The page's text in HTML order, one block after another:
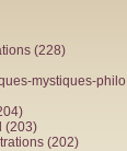
(228)
mystiques-philo
(203)
(202)